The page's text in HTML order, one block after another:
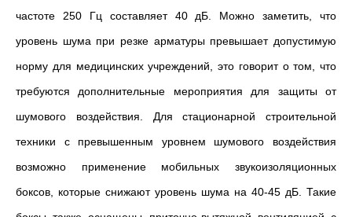
частоте 250 Гц составляет 40 дБ. Можно заметить, что
уровень шума при резке арматуры превышает допустимую
норму для медицинских учреждений, это говорит о том, что
требуются дополнительные мероприятия для защиты от
шумового воздействия. Для стационарной строительной
техники с превышенным уровнем шумового воздействия
возможно применение мобильных звукоизоляционных
боксов, которые снижают уровень шума на 40-45 дБ. Такие